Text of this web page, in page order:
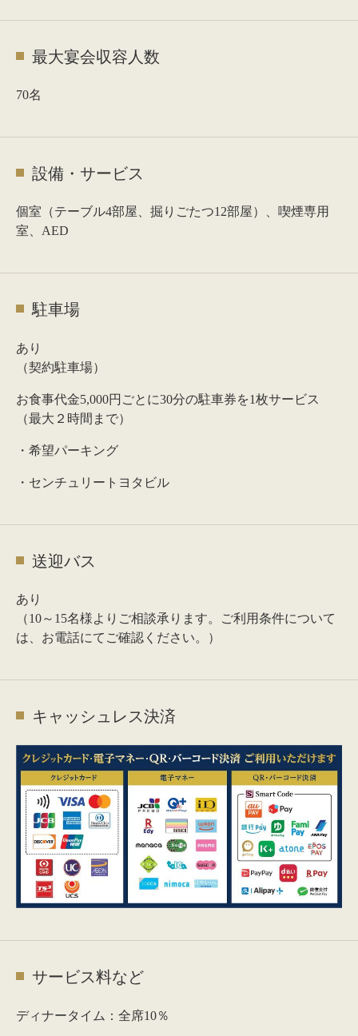
最大宴会収容人数
70名
設備・サービス
個室（テーブル4部屋、掘りごたつ12部屋）、喫煙専用
室、AED
駐車場
あり
（契約駐車場）
お食事代金5,000円ごとに30分の駐車券を1枚サービス
（最大２時間まで）
・希望パーキング
・センチュリートヨタビル
送迎バス
あり
（10～15名様よりご相談承ります。ご利用条件について
は、お電話にてご確認ください。）
キャッシュレス決済
サービス料など
ディナータイム：全席10％